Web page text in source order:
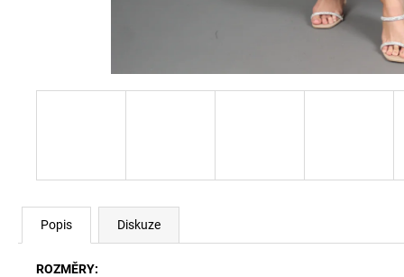
Popis Diskuze
ROZMĚRY: